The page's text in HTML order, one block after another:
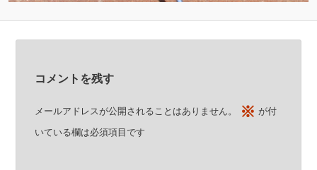
コメントを残す
メールアドレスが公開されることはありません。 ※ が付
いている欄は必須項目です